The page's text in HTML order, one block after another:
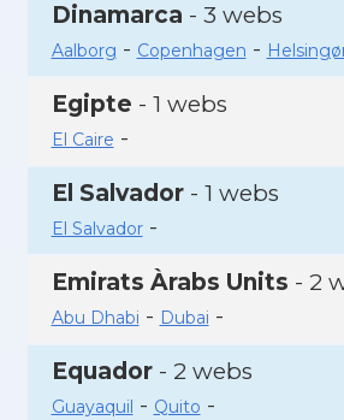
Dinamarca - 3 webs
Aalborg - Copenhagen -
Egipte - 1 webs
El Caire -
El Salvador- 1 webs
El Salvador-
Emirats Àrabs Units - 2
Abu Dhabi - Dubai -
Equador- 2 webs
Guayaquil - Quito -